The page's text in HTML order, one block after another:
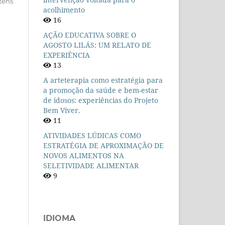
acolhimento
16
AÇÃO EDUCATIVA SOBRE O
AGOSTO LILÁS: UM RELATO DE
EXPERIÊNCIA
13
A arteterapia como estratégia para
a promoção da saúde e bem-estar
de idosos: experiências do Projeto
Bem Viver.
11
ATIVIDADES LÚDICAS COMO
ESTRATÉGIA DE APROXIMAÇÃO DE
NOVOS ALIMENTOS NA
SELETIVIDADE ALIMENTAR
9
IDIOMA